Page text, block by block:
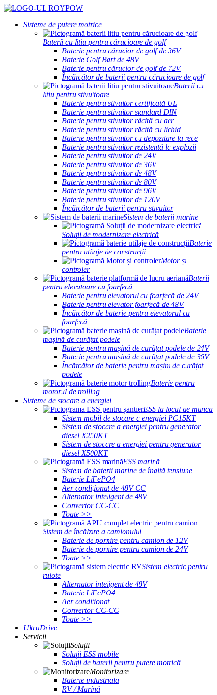
Sisteme de putere motrice
Baterii cu litiu pentru cărucioare de golf
Baterie pentru cărucior de golf de 36V
Baterie Golf Bart de 48V
Baterie pentru cărucior de golf de 72V
Încărcător de baterii pentru cărucioare de golf
Baterii cu
litiu pentru stivuitoare
Baterie pentru stivuitor certificată UL
Baterie pentru stivuitor standard DIN
Baterie pentru stivuitor răcită cu aer
Baterie pentru stivuitor răcită cu lichid
Baterie pentru stivuitor cu depozitare la rece
Baterie pentru stivuitor rezistentă la explozii
Baterie pentru stivuitor de 24V
Baterie pentru stivuitor de 36V
Baterie pentru stivuitor de 48V
Baterie pentru stivuitor de 80V
Baterie pentru stivuitor de 96V
Baterie pentru stivuitor de 120V
Încărcător de baterii pentru stivuitor
Sistem de baterii marine
Soluții de modernizare electrică
Baterie
pentru utilaje de construcții
Motor și
controler
Baterii
pentru elevatoare cu foarfecă
Baterie pentru elevatorul cu foarfecă de 24V
Baterie pentru elevator foarfecă de 48V
Încărcător de baterie pentru elevatorul cu
foarfecă
Baterie
mașină de curățat podele
Baterie pentru mașină de curățat podele de 24V
Baterie pentru mașină de curățat podele de 36V
Încărcător de baterie pentru mașini de curățat
podele
Baterie pentru
motorul de trolling
Sisteme de stocare a energiei
ESS la locul de muncă
Sistem mobil de stocare a energiei PC15KT
Sistem de stocare a energiei pentru generator
diesel X250KT
Sistem de stocare a energiei pentru generator
diesel X500KT
ESS marină
Sistem de baterii marine de înaltă tensiune
Baterie LiFePO4
Aer condiționat de 48V CC
Alternator inteligent de 48V
Convertor CC-CC
Toate >>
Sistem de încălzire a camionului
Baterie de pornire pentru camion de 12V
Baterie de pornire pentru camion de 24V
Toate >>
Sistem electric pentru
rulote
Alternator inteligent de 48V
Baterie LiFePO4
Aer condiționat
Convertor CC-CC
Toate >>
UltraDrive
Servicii
Soluții
Soluții ESS mobile
Soluții de baterii pentru putere motrică
Monitorizare
Baterie industrială
RV / Marină